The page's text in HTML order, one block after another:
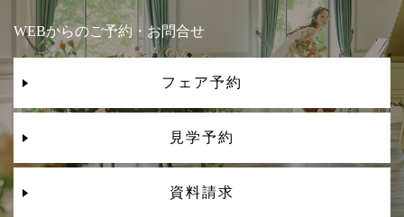
WEBからのご予約・お問合せ
フェア予約
見学予約
資料請求